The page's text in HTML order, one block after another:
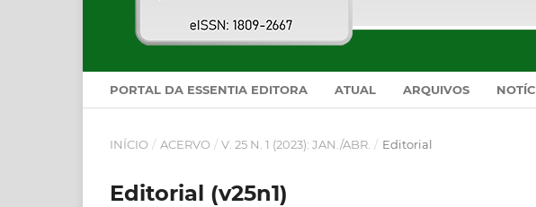
PORTAL DA ESSENTIA EDITORA ATUAL ARQUIVOS
INÍCIO / ACERVO / V. 25 N. 1 (2023): JAN./ABR. / Editorial
Editorial (v25n1)